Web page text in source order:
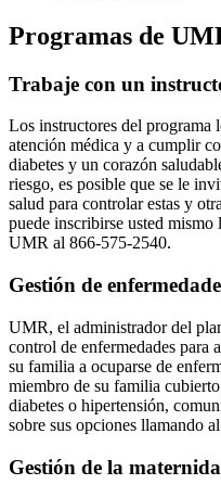
Programas de
Trabaje con un
Los instructores del programa
atención médica y a cumplir
diabetes y un corazón
riesgo, es posible que se le
salud para controlar estas y
puede inscribirse usted
UMR al 866-575-2540.
Gestión de
UMR, el administrador del
control de enfermedades para
su familia a ocuparse de
miembro de su familia
diabetes o hipertensión,
sobre sus opciones llamando
Gestión de la